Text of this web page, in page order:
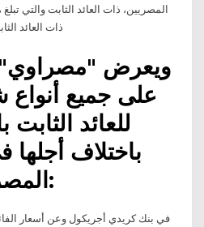
ذات العائد
ويعرض "مصراوي"
على جميع أنواع
للعائد
باختلاف أجلها
المصري بداية 2021:
في بنك كريدي أجريكول وعن أسعار